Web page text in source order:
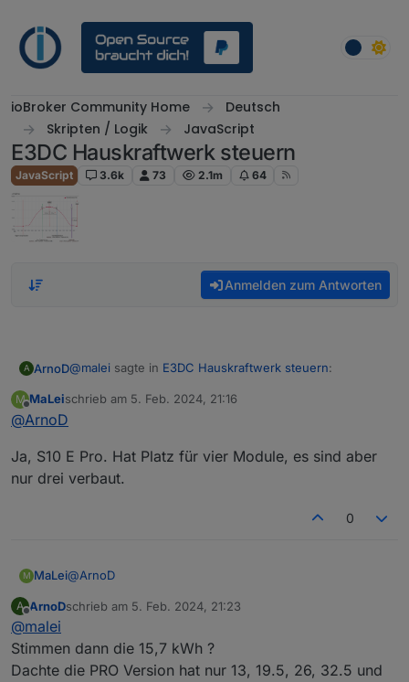
ioBroker Community Home
Deutsch
Skripten / Logik
JavaScript
E3DC Hauskraftwerk steuern
JavaScript 3.6k 73 2.1m 64
Anmelden zum Antworten
A ArnoD@malei sagte in E3DC Hauskraftwerk steuern:
ich habe nur 15700 Wh
Dann werden die Werte vom E3DC falsch übertragen.
Es gibt bei einigen Typen Probleme beim Auslesen der
Werte über RSCP, dein Hauskraftwerk gehört wohl
Wie viele Batteriemodule sind bei dir eingebaut 3 ?
Was hast du für ein Typ ? S10 E Pro ? dann wären 19,5
M
Offline
MaLeischrieb am 5. Feb. 2024, 21:16
zuletzt editiert von
@ArnoD
Ja, S10 E Pro. Hat Platz für vier Module, es sind aber
nur drei verbaut.
0
M MaLei@ArnoD
Ja, S10 E Pro. Hat Platz für vier Module, es sind aber nur
A
Offline
ArnoDschrieb am 5. Feb. 2024, 21:23
zuletzt editiert von
@malei
Stimmen dann die 15,7 kWh ?
Dachte die PRO Version hat nur 13, 19.5, 26, 32.5 und